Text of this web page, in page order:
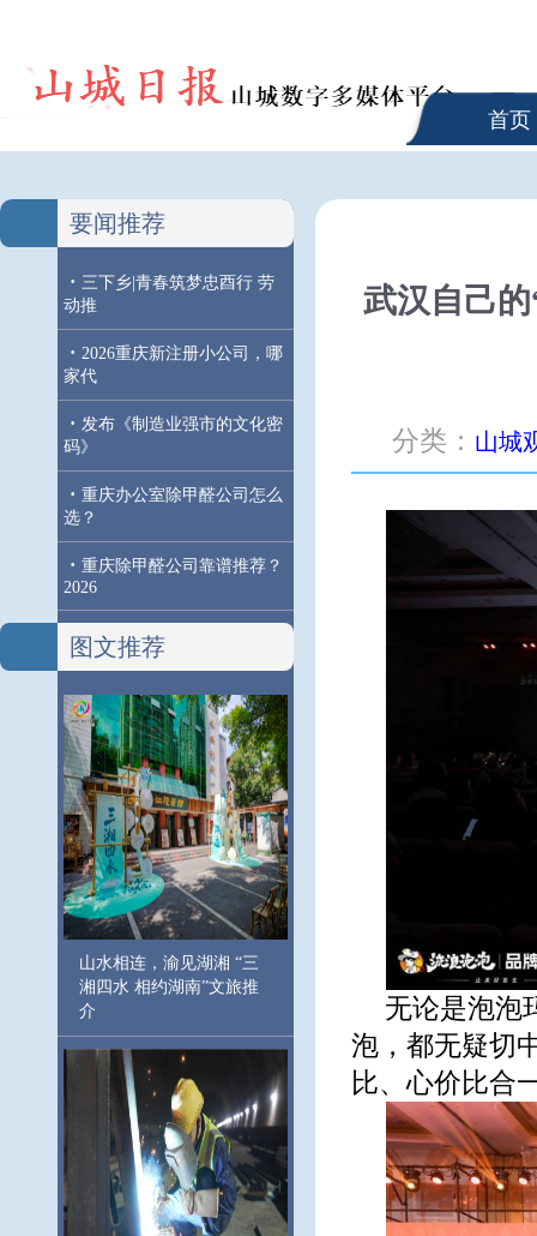
首页
要闻推荐
· 三下乡|青春筑梦忠酉行 劳
动推
· 2026重庆新注册小公司，哪
家代
· 发布《制造业强市的文化密
码》
· 重庆办公室除甲醛公司怎么
选？
· 重庆除甲醛公司靠谱推荐？
2026
图文推荐
山水相连，渝见湖湘 “三
湘四水 相约湖南”文旅推
介
武汉自己
分类： 山城
无论是泡泡
泡，都无疑切
比、心价比合